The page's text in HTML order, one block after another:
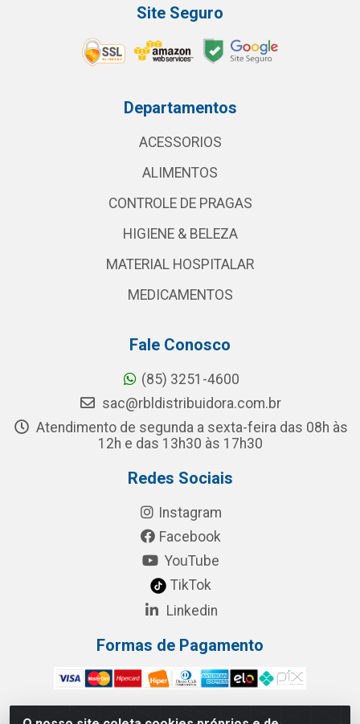
Site Seguro
Departamentos
ACESSORIOS
ALIMENTOS
CONTROLE DE PRAGAS
HIGIENE & BELEZA
MATERIAL HOSPITALAR
MEDICAMENTOS
Fale Conosco
(85) 3251-4600
sac@rbldistribuidora.com.br
Atendimento de segunda a sexta-feira das 08h às
12h e das 13h30 às 17h30
Redes Sociais
Instagram
Facebook
YouTube
TikTok
Linkedin
Formas de Pagamento